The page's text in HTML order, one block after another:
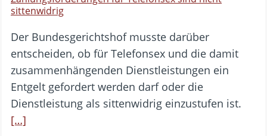
sittenwidrig
Der Bundesgerichtshof musste darüber
entscheiden, ob für Telefonsex und die damit
zusammenhängenden Dienstleistungen ein
Entgelt gefordert werden darf oder die
Dienstleistung als sittenwidrig einzustufen ist.
[…]